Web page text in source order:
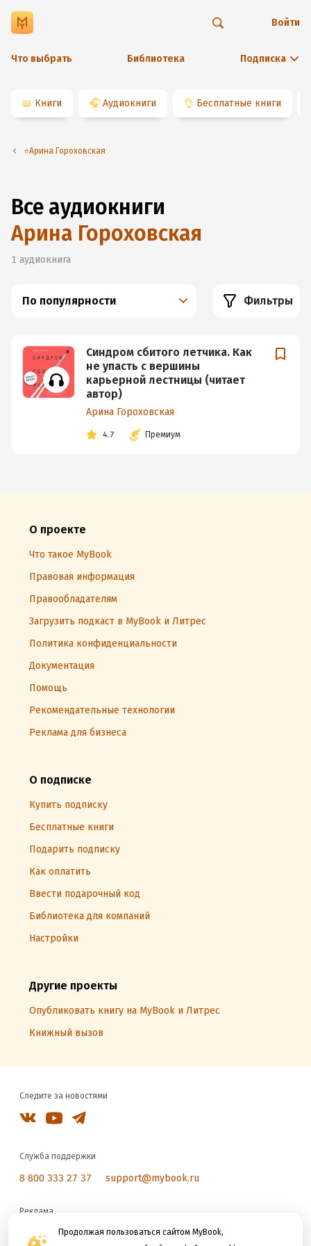
Что выбрать Библиотека Подписка
Войти
📖 Книги 🎧 Аудиокниги 👌 Бесплатные книги
Продолжая пользоваться сайтом MyBook,
⭐️Арина Гороховская
Все аудиокниги
Арина Гороховская
1 аудиокнига
По популярности Фильтры
Синдром сбитого летчика. Как
не упасть с вершины
карьерной лестницы (читает
автор)
Арина Гороховская
4.7 Премиум
О проекте
Что такое MyBook
Правовая информация
Правообладателям
Загрузить подкаст в MyBook и Литрес
Политика конфиденциальности
Документация
Помощь
Рекомендательные технологии
Реклама для бизнеса
О подписке
Купить подписку
Бесплатные книги
Подарить подписку
Как оплатить
Ввести подарочный код
Библиотека для компаний
Настройки
Другие проекты
Опубликовать книгу на MyBook и Литрес
Книжный вызов
Следите за новостями
Служба поддержки
8 800 333 27 37 support@mybook.ru
Реклама
reklama@litres.ru